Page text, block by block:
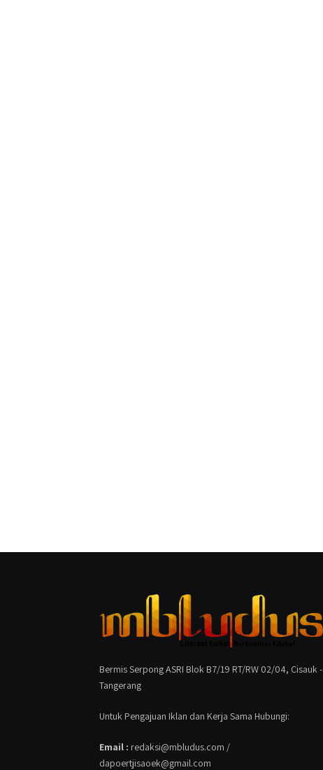
Bermis Serpong ASRI Blok B7/19 RT/RW 02/04, Cisauk -
Tangerang
Untuk Pengajuan Iklan dan Kerja Sama Hubungi:
Email : redaksi@mbludus.com /
dapoertjisaoek@gmail.com